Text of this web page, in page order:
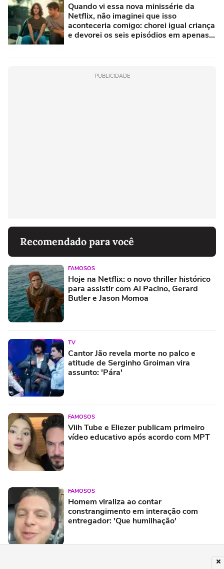
Quando vi essa nova minissérie da
Netflix, não imaginei que isso
aconteceria comigo: chorei igual criança
e devorei os seis episódios em apenas
PUBLICIDADE
Recomendado para você
FAMOSOS
Hoje na Netflix: o novo thriller histórico
para assistir com Al Pacino, Gerard
Butler e Jason Momoa
TV
Cantor Jão revela morte no palco e
atitude de Serginho Groiman vira
assunto: 'Pára'
FAMOSOS
Viih Tube e Eliezer publicam primeiro
vídeo educativo após acordo com MPT
FAMOSOS
Homem viraliza ao contar
constrangimento em interação com
entregador: 'Que humilhação'